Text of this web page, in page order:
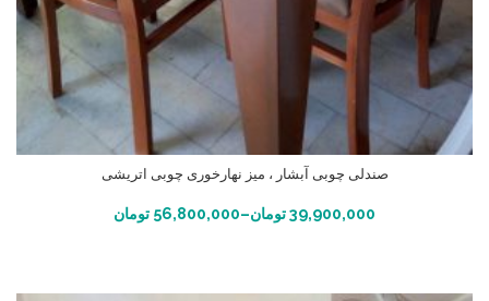
صندلی چوبی آبشار ، میز نهارخوری چوبی اتریشی
39,900,000تومان–
56,800,000 تومان انتخاب گزینه ها